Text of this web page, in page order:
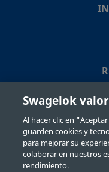
Swagelok
Al hacer clic en
guarden cookies y
para mejorar su
colaborar en nuestros
rendimiento.